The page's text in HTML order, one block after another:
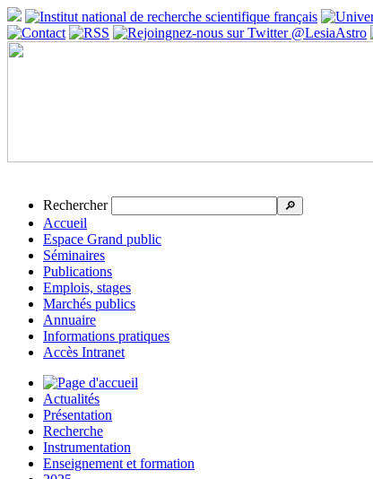
Rechercher 🔎
Accueil
Espace Grand public
Séminaires
Publications
Emplois, stages
Marchés publics
Annuaire
Informations pratiques
Accès Intranet
Actualités
Présentation
Recherche
Instrumentation
Enseignement et formation